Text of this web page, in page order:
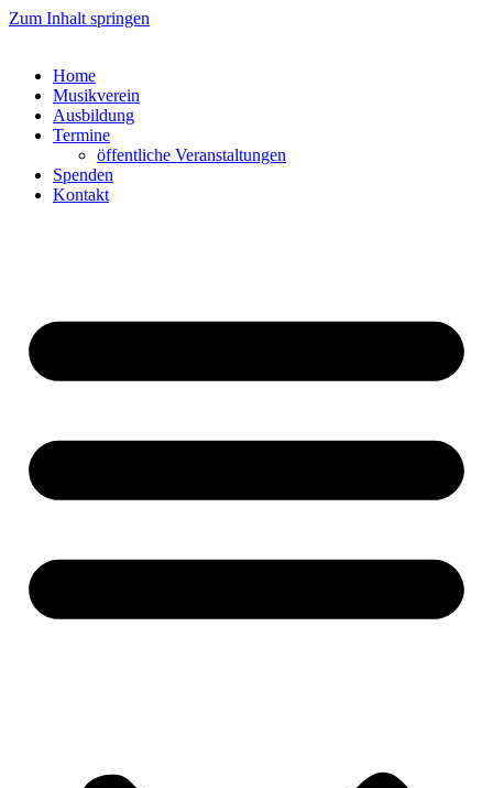
Zum Inhalt springen
Home
Musikverein
Ausbildung
Termine
öffentliche Veranstaltungen
Spenden
Kontakt